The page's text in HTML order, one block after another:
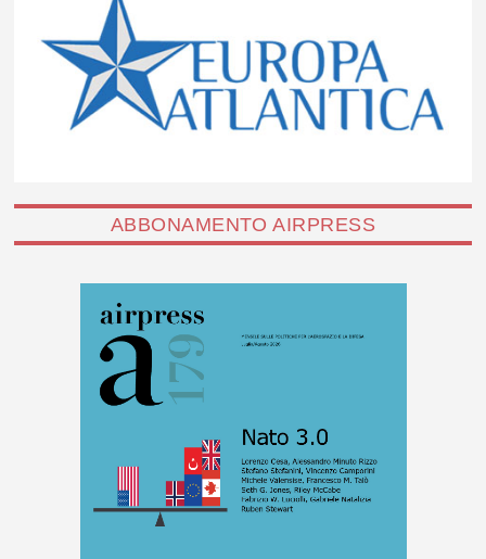
ABBONAMENTO AIRPRESS